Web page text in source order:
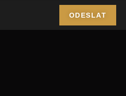
ODESLAT